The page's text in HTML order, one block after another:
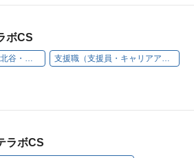
ボCS
沖縄（本社・那覇・浦添・北谷・名護・豊見城） 支援職（支援員・キャリアアドバイザー）
ラボCS